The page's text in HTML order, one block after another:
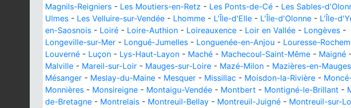
Magnils-Reigniers - Les Moutiers-en-Retz - Les Ponts-de-Cé - Les Sables-
Ulmes - Les Velluire-sur-Vendée - Lhomme - L'Île-d'Elle - L'Île-d'Olonne - L'Île-
en-Saosnois - Loiré - Loire-Authion - Loireauxence - Loir en Vallée - Longèves -
Longeville-sur-Mer - Longué-Jumelles - Longuenée-en-Anjou - Louresse-
Louverné - Luçon - Lys-Haut-Layon - Maché - Machecoul-Saint-Même - Maigné
Malville - Mareil-sur-Loir - Mauges-sur-Loire - Mazé-Milon - Mazières-en-Mauges
Mésanger - Meslay-du-Maine - Mesquer - Missillac - Moisdon-la-Rivière -
Monnières - Monsireigne - Montaigu-Vendée - Montbert - Montigné-le-Brillant -
de-Bretagne - Montrelais - Montreuil-Bellay - Montreuil-Juigné - Montreuil-sur-